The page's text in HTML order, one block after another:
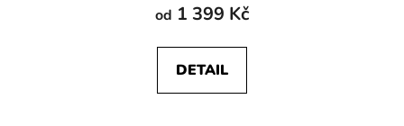
od 1 399 Kč
DETAIL